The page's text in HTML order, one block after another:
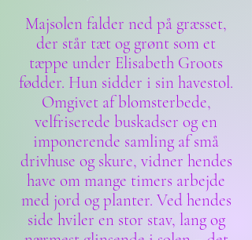
Majsolen falder ned på græsset,
der står tæt og grønt som et
tæppe under Elisabeth Groots
fødder. Hun sidder i sin havestol.
Omgivet af blomsterbede,
velfriserede buskadser og en
imponerende samling af små
drivhuse og skure, vidner hendes
have om mange timers arbejde
med jord og planter. Ved hendes
side hviler en stor stav, lang og